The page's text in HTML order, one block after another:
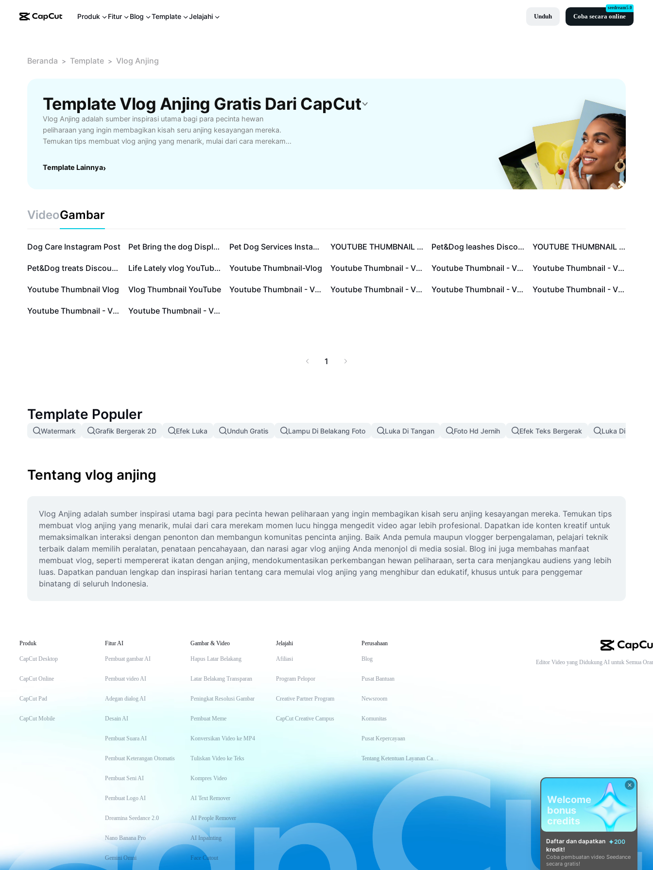
Produk Fitur Blog Template Jelajahi Unduh Coba secara online
seedream5.0
Beranda > Template > Vlog Anjing
Template Vlog Anjing Gratis Dari CapCut
Vlog Anjing adalah sumber inspirasi utama bagi para pecinta hewan
peliharaan yang ingin membagikan kisah seru anjing kesayangan mereka.
Temukan tips membuat vlog anjing yang menarik, mulai dari cara merekam
konten kreatif untuk memaksimalkan interaksi dengan penonton dan
Blog ini juga membahas manfaat membuat vlog, seperti mempererat ikatan
dengan anjing, mendokumentasikan perkembangan hewan peliharaan, serta
cara menjangkau audiens yang lebih luas. Dapatkan panduan lengkap dan
inspirasi harian tentang cara memulai vlog anjing yang menghibur dan
edukatif, khusus untuk para penggemar binatang di seluruh Indonesia.
Template Lainnya›
VideoGambar
Dog Care Instagram Post Pet Bring the dog Display Cute Pet Dog Services Instagram Post YOUTUBE THUMBNAIL VLOG Pet&Dog leashes Discount Minimalist YOUTUBE THUMBNAIL VLOG
Pet&Dog treats Discount Minimalist Life Lately vlog YouTube Thumbnail - Vlog Youtube Thumbnail-Vlog Youtube Thumbnail - Vlog Youtube Thumbnail - Vlog Youtube Thumbnail - Vlog
Youtube Thumbnail Vlog Vlog Thumbnail YouTube Youtube Thumbnail - Vlog Youtube Thumbnail - Vlog Youtube Thumbnail - Vlog Youtube Thumbnail - Vlog
Youtube Thumbnail - Vlog Youtube Thumbnail - Vlog
1
Template Populer
Watermark Grafik Bergerak 2D Efek Luka Unduh Gratis Lampu Di Belakang Foto Luka Di Tangan Foto Hd Jernih Efek Teks Bergerak Luka Di Wajah
Tentang vlog anjing
Vlog Anjing adalah sumber inspirasi utama bagi para pecinta hewan peliharaan yang ingin membagikan kisah seru anjing kesayangan mereka. Temukan tips
membuat vlog anjing yang menarik, mulai dari cara merekam momen lucu hingga mengedit video agar lebih profesional. Dapatkan ide konten kreatif untuk
memaksimalkan interaksi dengan penonton dan membangun komunitas pencinta anjing. Baik Anda pemula maupun vlogger berpengalaman, pelajari teknik
terbaik dalam memilih peralatan, penataan pencahayaan, dan narasi agar vlog anjing Anda menonjol di media sosial. Blog ini juga membahas manfaat
membuat vlog, seperti mempererat ikatan dengan anjing, mendokumentasikan perkembangan hewan peliharaan, serta cara menjangkau audiens yang lebih
luas. Dapatkan panduan lengkap dan inspirasi harian tentang cara memulai vlog anjing yang menghibur dan edukatif, khusus untuk para penggemar
binatang di seluruh Indonesia.
Produk
CapCut Desktop
CapCut Online
CapCut Pad
CapCut Mobile
Fitur AI
Pembuat gambar AI
Pembuat video AI
Adegan dialog AI
Desain AI
Pembuat Suara AI
Pembuat Keterangan Otomatis
Pembuat Seni AI
Pembuat Logo AI
Dreamina Seedance 2.0
Nano Banana Pro
Gemini Omni
Gambar & Video
Hapus Latar Belakang
Latar Belakang Transparan
Peningkat Resolusi Gambar
Pembuat Meme
Konversikan Video ke MP4
Tuliskan Video ke Teks
Kompres Video
AI Text Remover
AI People Remover
AI Inpainting
Face Cutout
Jelajahi
Afiliasi
Program Pelopor
Creative Partner Program
CapCut Creative Campus
Perusahaan
Blog
Pusat Bantuan
Newsroom
Komunitas
Pusat Kepercayaan
Tentang Ketentuan Layanan CapCut
Editor Video yang Didukung AI untuk Semua
Welcome
bonus
credits
Daftar dan dapatkan
200
kredit!
Coba pembuatan video Seedance
secara gratis!